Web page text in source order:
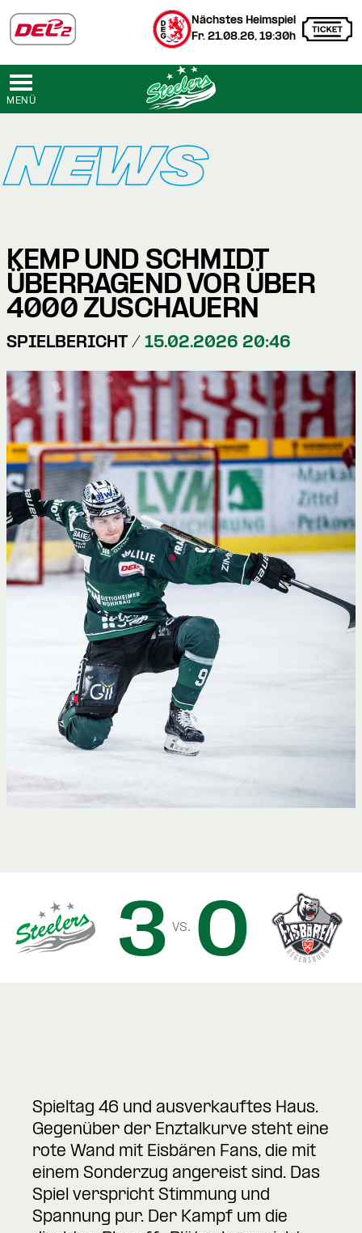
Nächstes Heimspiel
Fr. 21.08.26, 19:30h
MENÜ
NEWS
KEMP UND SCHMIDT
ÜBERRAGEND VOR ÜBER
4000 ZUSCHAUERN
SPIELBERICHT / 15.02.2026 20:46
3 vs. 0
Spieltag 46 und ausverkauftes Haus.
Gegenüber der Enztalkurve steht eine
rote Wand mit Eisbären Fans, die mit
einem Sonderzug angereist sind. Das
Spiel verspricht Stimmung und
Spannung pur. Der Kampf um die